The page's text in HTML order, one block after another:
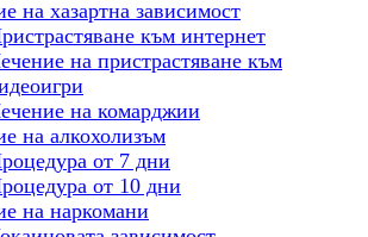
на хазартна зависимост
към интернет
на пристрастяване към
на комарджии
на алкохолизъм
от 7 дни
от 10 дни
на наркомани